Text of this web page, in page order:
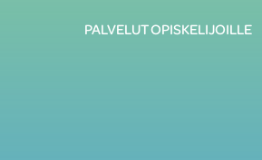
PALVELUT OPISKELIJOILLE